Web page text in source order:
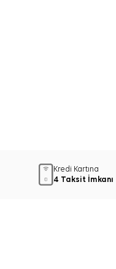
Kredi Kartına
4 Taksit İmkanı